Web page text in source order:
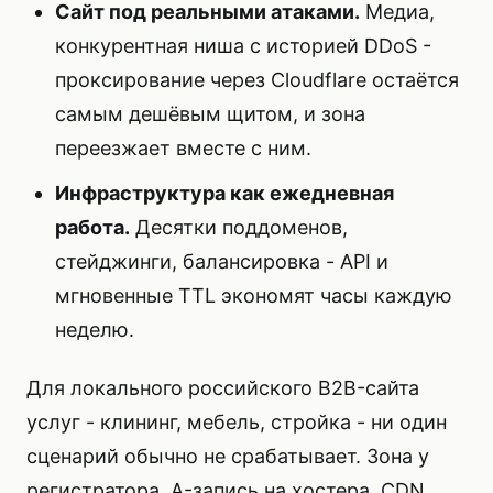
Сайт под реальными атаками. Медиа,
конкурентная ниша с историей DDoS -
проксирование через Cloudflare остаётся
самым дешёвым щитом, и зона
переезжает вместе с ним.
Инфраструктура как ежедневная
работа. Десятки поддоменов,
стейджинги, балансировка - API и
мгновенные TTL экономят часы каждую
неделю.
Для локального российского B2B-сайта
услуг - клининг, мебель, стройка - ни один
сценарий обычно не срабатывает. Зона у